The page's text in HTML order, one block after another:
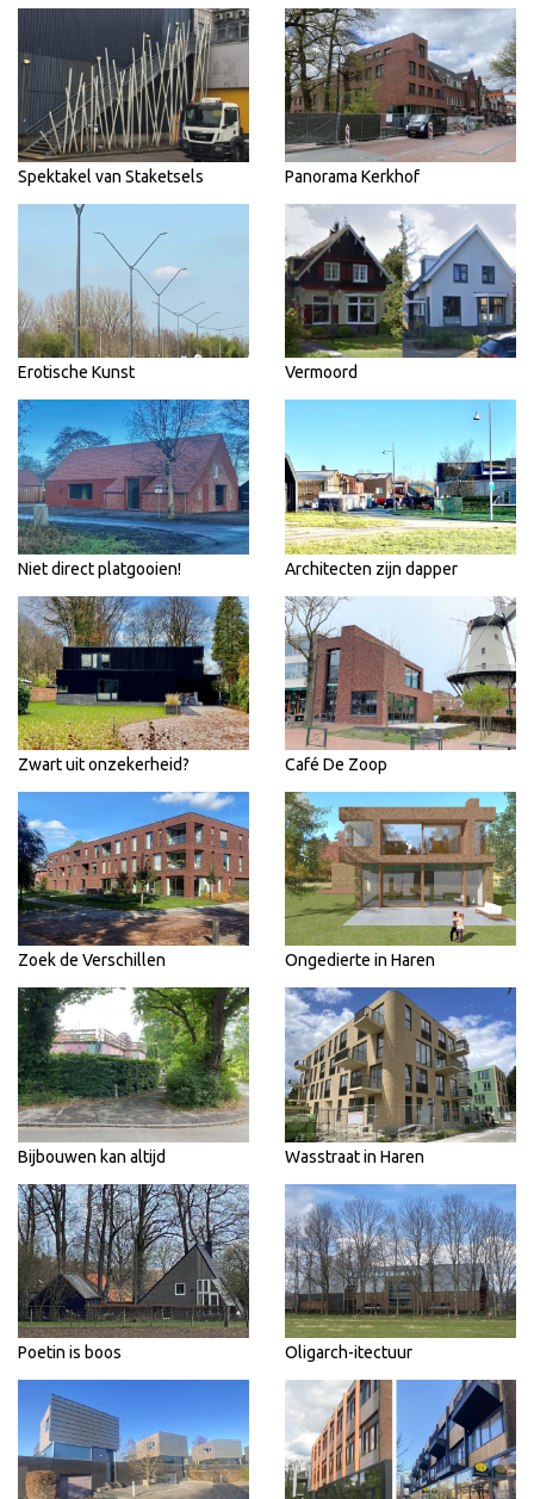
Spektakel van Staketsels Panorama Kerkhof
Erotische Kunst Vermoord
Niet direct platgooien! Architecten zijn dapper
Zwart uit onzekerheid? Café De Zoop
Zoek de Verschillen Ongedierte in Haren
Bijbouwen kan altijd Wasstraat in Haren
Poetin is boos Oligarch-itectuur